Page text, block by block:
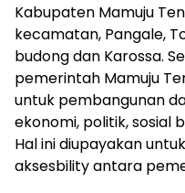
Kabupaten Mamuju
kecamatan, Pangale,
budong dan Karossa.
pemerintah Mamuju
untuk pembangunan
ekonomi, politik, sosial
Hal ini diupayakan
aksesbility antara